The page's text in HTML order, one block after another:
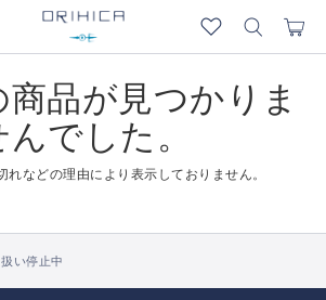
商品が見つかりま
んでした。
れなどの理由により表示しておりません。
い停止中